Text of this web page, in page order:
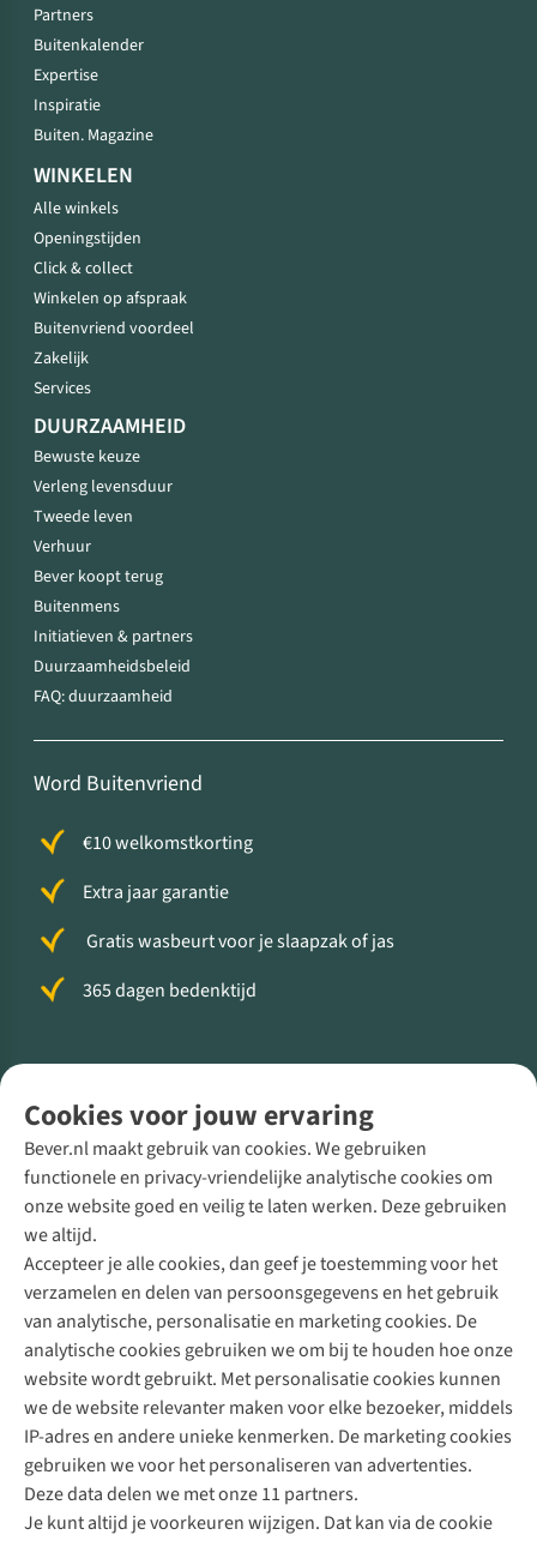
Cookies voor jouw ervaring
Bever.nl maakt gebruik van cookies. We gebruiken
functionele en privacy-vriendelijke analytische cookies om
onze website goed en veilig te laten werken. Deze gebruiken
we altijd.
Accepteer je alle cookies, dan geef je toestemming voor het
verzamelen en delen van persoonsgegevens en het gebruik
van analytische, personalisatie en marketing cookies. De
analytische cookies gebruiken we om bij te houden hoe onze
website wordt gebruikt. Met personalisatie cookies kunnen
we de website relevanter maken voor elke bezoeker, middels
IP-adres en andere unieke kenmerken. De marketing cookies
gebruiken we voor het personaliseren van advertenties.
Deze data delen we met onze 11 partners.
Je kunt altijd je voorkeuren wijzigen. Dat kan via de cookie
Partners
Buitenkalender
Expertise
Inspiratie
Buiten. Magazine
WINKELEN
Alle winkels
Openingstijden
Click & collect
Winkelen op afspraak
Buitenvriend voordeel
Zakelijk
Services
DUURZAAMHEID
Bewuste keuze
Verleng levensduur
Tweede leven
Verhuur
Bever koopt terug
Buitenmens
Initiatieven & partners
Duurzaamheidsbeleid
FAQ: duurzaamheid
Word Buitenvriend
€10 welkomstkorting
Extra jaar garantie
Gratis wasbeurt voor je slaapzak of jas
365 dagen bedenktijd
Direct advies van een Buitenexpert
+31 (0)85 888 50 88
+31 6 12 28 49 80
Contactformulier